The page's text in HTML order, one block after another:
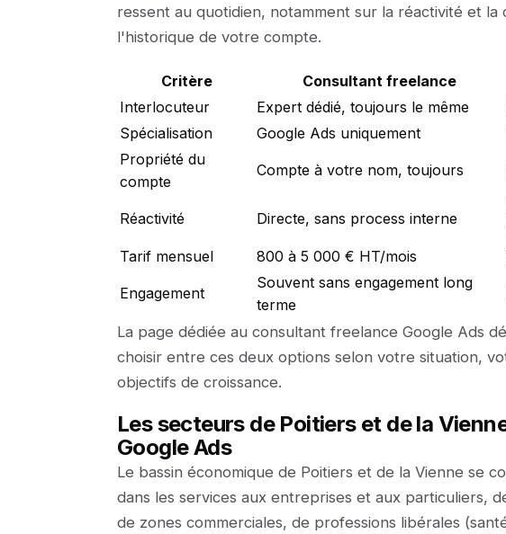
ressent au quotidien, notamment sur la réactivité et la
l'historique de votre compte.
Critère Consultant freelance
Interlocuteur
Expert dédié, toujours le même
Spécialisation
Google Ads uniquement
Propriété du
compte
Compte à votre nom, toujours
Réactivité Directe, sans process interne
Tarif mensuel
800 à 5 000 € HT/mois
Engagement
Souvent sans engagement long
terme
La page dédiée au consultant freelance Google Ads
choisir entre ces deux options selon votre situation,
objectifs de croissance.
Les secteurs de Poitiers et de la
Google Ads
Le bassin économique de Poitiers et de la Vienne se
dans les services aux entreprises et aux particuliers,
de zones commerciales, de professions libérales